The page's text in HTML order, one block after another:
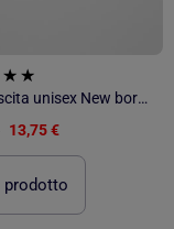
Box nascita unisex New born in the family - 6 pezzi
13,75 €
prodotto